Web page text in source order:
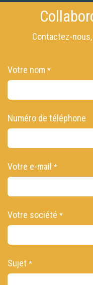
Contactez-
Votre nom *
Numéro de téléphone
Votre e-mail *
Votre société *
Sujet *